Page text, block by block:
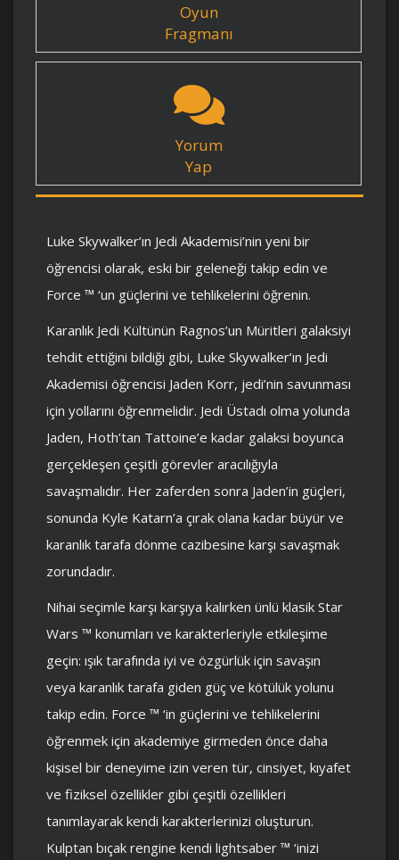
Oyun
Fragmanı
Yorum
Yap
Luke Skywalker’ın Jedi Akademisi’nin yeni bir
öğrencisi olarak, eski bir geleneği takip edin ve
Force ™ ‘un güçlerini ve tehlikelerini öğrenin.
Karanlık Jedi Kültünün Ragnos’un Müritleri galaksiyi
tehdit ettiğini bildiği gibi, Luke Skywalker’ın Jedi
Akademisi öğrencisi Jaden Korr, jedi’nin savunması
için yollarını öğrenmelidir. Jedi Üstadı olma yolunda
Jaden, Hoth’tan Tattoine’e kadar galaksi boyunca
gerçekleşen çeşitli görevler aracılığıyla
savaşmalıdır. Her zaferden sonra Jaden’in güçleri,
sonunda Kyle Katarn’a çırak olana kadar büyür ve
karanlık tarafa dönme cazibesine karşı savaşmak
zorundadır.
Nihai seçimle karşı karşıya kalırken ünlü klasik Star
Wars ™ konumları ve karakterleriyle etkileşime
geçin: ışık tarafında iyi ve özgürlük için savaşın
veya karanlık tarafa giden güç ve kötülük yolunu
takip edin. Force ™ ‘in güçlerini ve tehlikelerini
öğrenmek için akademiye girmeden önce daha
kişisel bir deneyime izin veren tür, cinsiyet, kıyafet
ve fiziksel özellikler gibi çeşitli özellikleri
tanımlayarak kendi karakterlerinizi oluşturun.
Kulptan bıçak rengine kendi lightsaber ™ ‘inizi